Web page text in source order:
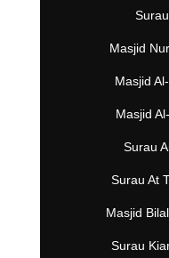
Masjid
Masjid
Masjid
Surau
Surau At
Masjid
Surau